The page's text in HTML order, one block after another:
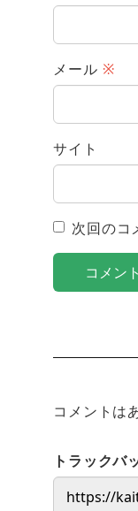
メール ※
サイト
次回のコ
コメントは
トラックバ